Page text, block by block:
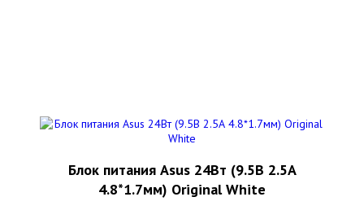
Блок питания Asus 24Вт (9.5В 2.5А
4.8*1.7мм) Original White